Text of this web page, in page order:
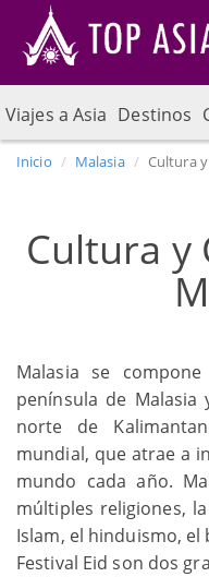
Viajes a Asia Destinos
Inicio Malasia Cultura
Cultura y
Malasia se
península de Malasia
norte de
mundial, que atrae a
mundo cada año.
múltiples religiones,
Islam, el hinduismo, el
Festival Eid son dos